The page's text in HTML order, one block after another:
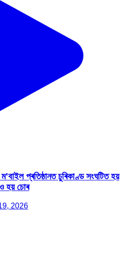
প্ৰতিষ্ঠানত চুৰিকাণ্ড সংঘটিত হয়
হয় চোৰ
2026